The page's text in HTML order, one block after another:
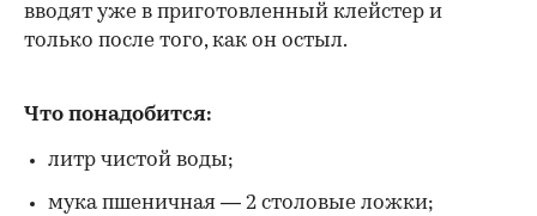
вводят уже в приготовленный клейстер и
только после того, как он остыл.
Что понадобится:
литр чистой воды;
мука пшеничная — 2 столовые ложки;